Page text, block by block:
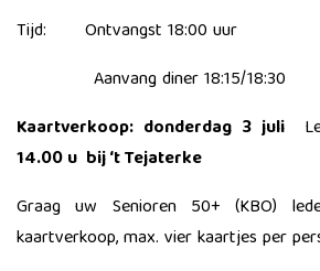
Tijd: Ontvangst 18:00 uur
Aanvang diner 18:15/18:30
Kaartverkoop: ​donderdag 3 juli
14.00 u bij ‘t Tejaterke​
Graag uw Senioren 50+ (KBO)
kaartverkoop, max. vier kaartjes per